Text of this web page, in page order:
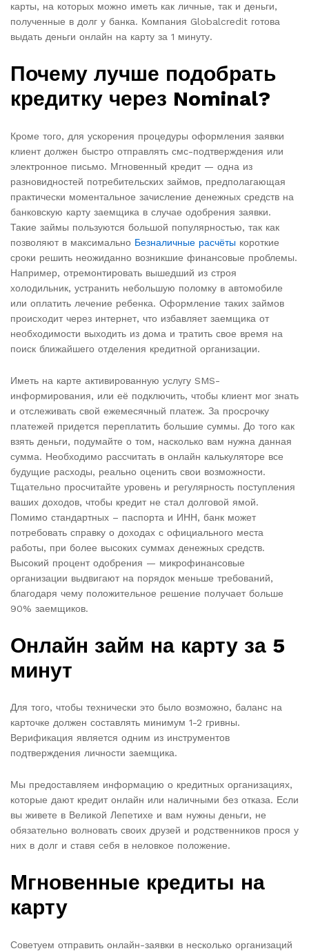
карты, на которых можно иметь как личные, так и деньги,
полученные в долг у банка. Компания Globalcredit готова
выдать деньги онлайн на карту за 1 минуту.
Почему лучше подобрать
кредитку через Nominal?
Кроме того, для ускорения процедуры оформления заявки
клиент должен быстро отправлять смс-подтверждения или
электронное письмо. Мгновенный кредит — одна из
разновидностей потребительских займов, предполагающая
практически моментальное зачисление денежных средств на
банковскую карту заемщика в случае одобрения заявки.
Такие займы пользуются большой популярностью, так как
позволяют в максимально Безналичные расчёты короткие
сроки решить неожиданно возникшие финансовые проблемы.
Например, отремонтировать вышедший из строя
холодильник, устранить небольшую поломку в автомобиле
или оплатить лечение ребенка. Оформление таких займов
происходит через интернет, что избавляет заемщика от
необходимости выходить из дома и тратить свое время на
поиск ближайшего отделения кредитной организации.
Иметь на карте активированную услугу SMS-
информирования, или её подключить, чтобы клиент мог знать
и отслеживать свой ежемесячный платеж. За просрочку
платежей придется переплатить большие суммы. До того как
взять деньги, подумайте о том, насколько вам нужна данная
сумма. Необходимо рассчитать в онлайн калькуляторе все
будущие расходы, реально оценить свои возможности.
Тщательно просчитайте уровень и регулярность поступления
ваших доходов, чтобы кредит не стал долговой ямой.
Помимо стандартных – паспорта и ИНН, банк может
потребовать справку о доходах с официального места
работы, при более высоких суммах денежных средств.
Высокий процент одобрения — микрофинансовые
организации выдвигают на порядок меньше требований,
благодаря чему положительное решение получает больше
90% заемщиков.
Онлайн займ на карту за 5
минут
Для того, чтобы технически это было возможно, баланс на
карточке должен составлять минимум 1-2 гривны.
Верификация является одним из инструментов
подтверждения личности заемщика.
Мы предоставляем информацию о кредитных организациях,
которые дают кредит онлайн или наличными без отказа. Если
вы живете в Великой Лепетихе и вам нужны деньги, не
обязательно волновать своих друзей и родственников прося у
них в долг и ставя себя в неловкое положение.
Мгновенные кредиты на
карту
Советуем отправить онлайн-заявки в несколько организаций